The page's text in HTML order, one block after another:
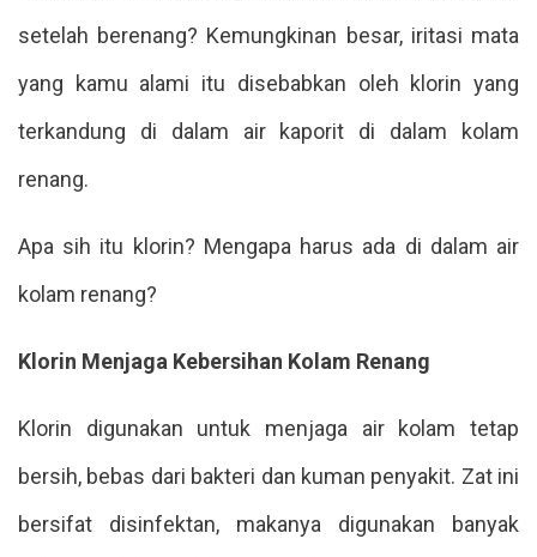
setelah berenang? Kemungkinan besar, iritasi mata
yang kamu alami itu disebabkan oleh klorin yang
terkandung di dalam air kaporit di dalam kolam
renang.
Apa sih itu klorin? Mengapa harus ada di dalam air
kolam renang?
Klorin Menjaga Kebersihan Kolam Renang
Klorin digunakan untuk menjaga air kolam tetap
bersih, bebas dari bakteri dan kuman penyakit. Zat ini
bersifat disinfektan, makanya digunakan banyak